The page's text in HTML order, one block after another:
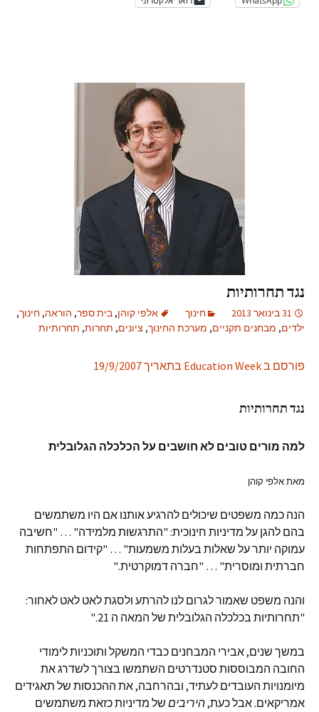
נגד תחרותיות
31 בינואר 2013 חינוך אלפי קוהן, בית ספר, הוראה, חינוך,
ילדים, מבחנים תקניים, מערכת החינוך, ציונים, תחרות, תחרותיות
פורסם ב Education Week בתאריך 19/9/2007
נגד תחרותיות
למה מורים טובים לא חושבים על הכלכלה הגלובלית
מאת אלפי קוהן
הנה כמה משפטים שיכולים להרגיע אותנו אם היו משתמשים
בהם להגן על מדיניות חינוכית: "התרגשות מלמידה" … "חשיבה
עמוקה יותר על שאלות בעלות משמעות" … "קידום התפתחות
חברתית ומוסרית" … "חברה דמוקרטית."
והנה משפט שאמור לגרום לנו להרתע ולסגת לאט לאט לאחור:
"תחרותיות בכלכלה הגלובלית של המאה ה 21."
במשך שנים, אבירי המבחנים כבדי המשקל ותוכניות לימודי
החובה המבוססות סטנדרטים השתמשו בצורך לשדרג את
מיומנויות העובדים לעתיד, ובהרחבה, את ההכנסות של תאגידים
אמריקאים. אבל כעת,היריבים של מדיניות כזאת משתמשים